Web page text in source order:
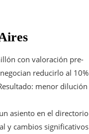
con valoración pre-
reducirlo al 10%
menor dilución
asiento en el directorio
y cambios significativos